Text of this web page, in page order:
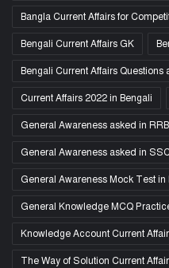
Bangla Current Affairs for
Bengali Current Affairs GK
Bengali Current Affairs Questions
Current Affairs 2022 in Bengali
General Awareness asked in RRB
General Awareness asked in
General Awareness Mock Test
General Knowledge MCQ
Knowledge Account Current
The Way of Solution Current